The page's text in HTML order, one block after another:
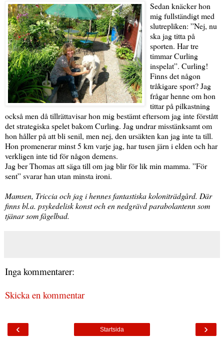
Sedan knäcker hon
mig fullständigt med
slutrepliken: ”Nej, nu
ska jag titta på
sporten. Har tre
timmar Curling
inspelat”. Curling!
Finns det någon
tråkigare sport? Jag
frågar henne om hon
tittar på pilkastning
också men då tillrättavisar hon mig bestämt eftersom jag inte förstått
det strategiska spelet bakom Curling. Jag undrar misstänksamt om
hon håller på att bli senil, men nej, den ursäkten kan jag inte ta till.
Hon promenerar minst 5 km varje jag, har tusen järn i elden och har
verkligen inte tid för någon demens.
Jag ber Thomas att säga till om jag blir för lik min mamma. ”För
sent” svarar han utan minsta ironi.
Mamsen, Triccia och jag i hennes fantastiska koloniträdgård. Där
finns bl.a. psykedelisk konst och en nedgrävd parabolantenn som
tjänar som fågelbad.
Inga kommentarer:
Skicka en kommentar
‹ ›
Startsida